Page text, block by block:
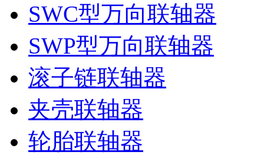
SWC型万向联轴器
SWP型万向联轴器
滚子链联轴器
夹壳联轴器
轮胎联轴器